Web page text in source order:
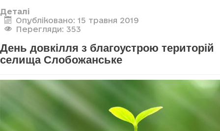
Деталі
Опубліковано: 15 травня 2019
Перегляди: 353
День довкілля з благоустрою територій
селища Слобожанське